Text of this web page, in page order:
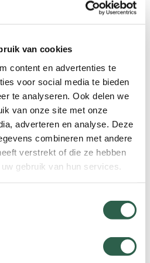
van cookies
content en advertenties te
voor social media te bieden
te analyseren. Ook delen we
van onze site met onze
adverteren en analyse. Deze
combineren met andere
verstrekt of die ze hebben
gebruik van hun services.
andere relevante
vindt gehoor, maar
niveau tot
te komen.
KWbN
door het
heen helpen. Dat
met de
Unie (NTFU). Er zijn
tussen
Voor een
vanuit het landelijk
concreet aan de slag.